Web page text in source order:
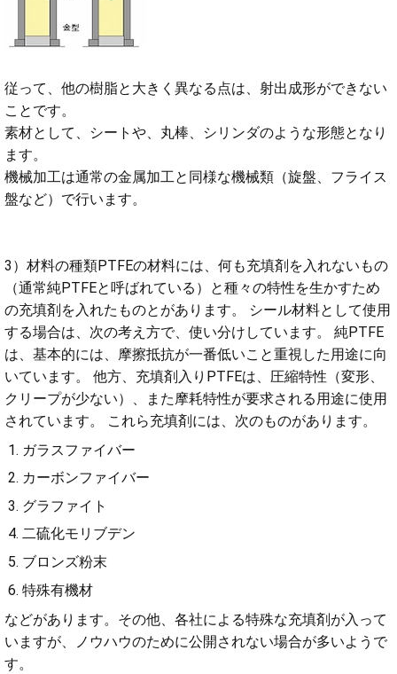
従って、他の樹脂と大きく異なる点は、射出成形ができない
ことです。
素材として、シートや、丸棒、シリンダのような形態となり
ます。
機械加工は通常の金属加工と同様な機械類（旋盤、フライス
盤など）で行います。
3）材料の種類PTFEの材料には、何も充填剤を入れないもの
（通常純PTFEと呼ばれている）と種々の特性を生かすため
の充填剤を入れたものとがあります。 シール材料として使用
する場合は、次の考え方で、使い分けしています。 純PTFE
は、基本的には、摩擦抵抗が一番低いこと重視した用途に向
いています。 他方、充填剤入りPTFEは、圧縮特性（変形、
クリープが少ない）、また摩耗特性が要求される用途に使用
されています。 これら充填剤には、次のものがあります。
ガラスファイバー
カーボンファイバー
グラファイト
二硫化モリブデン
ブロンズ粉末
特殊有機材
などがあります。その他、各社による特殊な充填剤が入って
いますが、ノウハウのために公開されない場合が多いようで
す。